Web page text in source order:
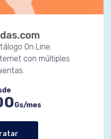
On Line.
con múltiples
Gs/mes